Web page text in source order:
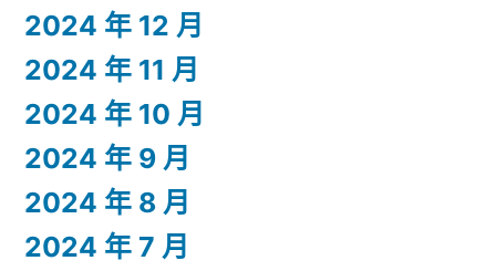
2024 年 12 月
2024 年 11 月
2024 年 10 月
2024 年 9 月
2024 年 8 月
2024 年 7 月